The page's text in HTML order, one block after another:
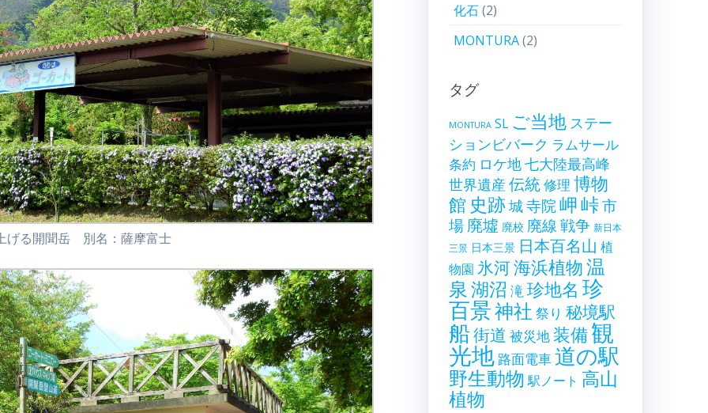
げる開聞岳 別名：薩摩富士
化石(2)
MONTURA(2)
タグ
MONTURA SL ご当地 ステー
ションビバーク ラムサール
条約 ロケ地七大陸最高峰
世界遺産 伝統修理 博物
館 史跡城寺院岬峠市
場 廃墟 廃校 廃線戦争 新日本
三景 日本三景 日本百名山 植
物園 氷河海浜植物温
泉湖沼 滝珍地名 珍
百景神社 祭り 秘境駅
船街道 被災地装備観
光地 路面電車道の駅
野生動物 駅ノート 高山
植物